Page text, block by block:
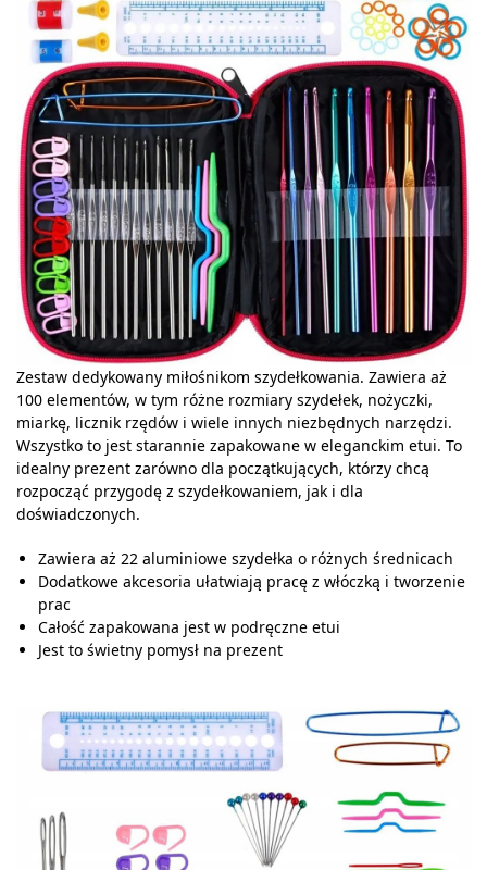
Zestaw dedykowany miłośnikom szydełkowania. Zawiera aż
100 elementów, w tym różne rozmiary szydełek, nożyczki,
miarkę, licznik rzędów i wiele innych niezbędnych narzędzi.
Wszystko to jest starannie zapakowane w eleganckim etui. To
idealny prezent zarówno dla początkujących, którzy chcą
rozpocząć przygodę z szydełkowaniem, jak i dla
doświadczonych.
Zawiera aż 22 aluminiowe szydełka o różnych średnicach
Dodatkowe akcesoria ułatwiają pracę z włóczką i tworzenie
prac
Całość zapakowana jest w podręczne etui
Jest to świetny pomysł na prezent